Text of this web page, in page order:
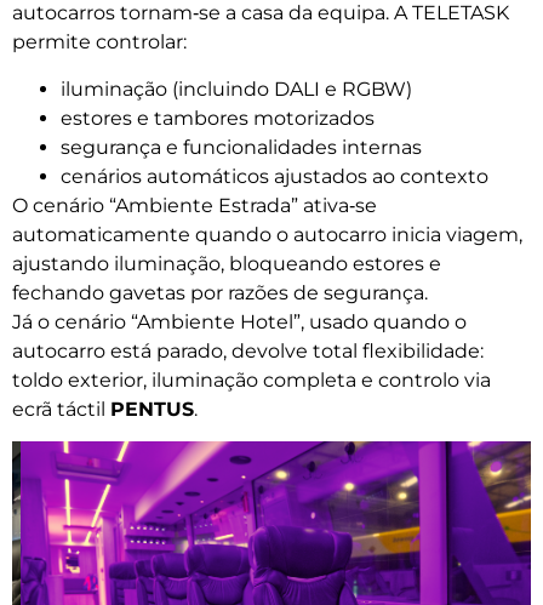
autocarros tornam‑se a casa da equipa. A TELETASK
permite controlar:
iluminação (incluindo DALI e RGBW)
estores e tambores motorizados
segurança e funcionalidades internas
cenários automáticos ajustados ao contexto
O cenário “Ambiente Estrada” ativa‑se
automaticamente quando o autocarro inicia viagem,
ajustando iluminação, bloqueando estores e
fechando gavetas por razões de segurança.
Já o cenário “Ambiente Hotel”, usado quando o
autocarro está parado, devolve total flexibilidade:
toldo exterior, iluminação completa e controlo via
ecrã táctil PENTUS.